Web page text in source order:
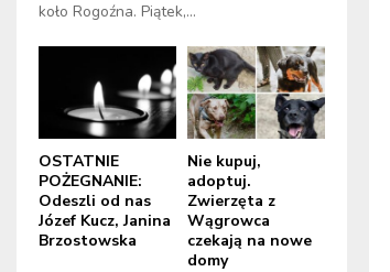
koło Rogoźna. Piątek,...
OSTATNIE
POŻEGNANIE:
Odeszli od nas
Józef Kucz, Janina
Brzostowska
Nie kupuj,
adoptuj.
Zwierzęta z
Wągrowca
czekają na nowe
domy